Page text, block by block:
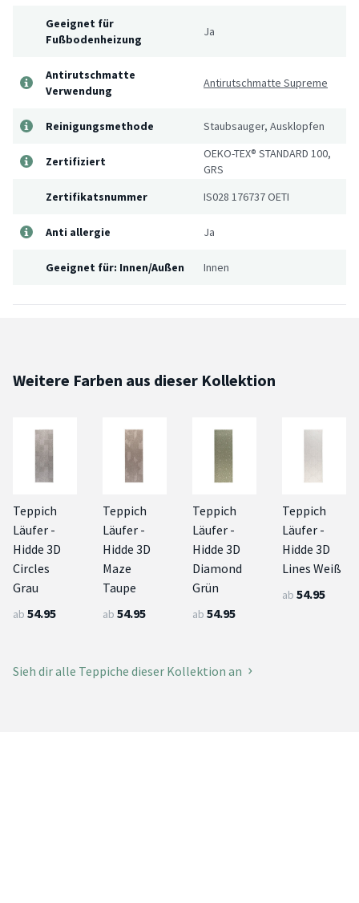
Geeignet für
Fußbodenheizung
Ja
Antirutschmatte
Verwendung
Antirutschmatte Supreme
Reinigungsmethode Staubsauger, Ausklopfen
Zertifiziert
OEKO-TEX® STANDARD 100,
GRS
Zertifikatsnummer
IS028 176737 OETI
Anti allergie Ja
Geeignet für: Innen/Außen Innen
Weitere Farben aus dieser Kollektion
Teppich
Läufer -
Hidde 3D
Circles
Grau
ab 54.95
Teppich
Läufer -
Hidde 3D
Maze
Taupe
ab 54.95
Teppich
Läufer -
Hidde 3D
Diamond
Grün
ab 54.95
Teppich
Läufer -
Hidde 3D
Lines Weiß
ab 54.95
Sieh dir alle Teppiche dieser Kollektion an